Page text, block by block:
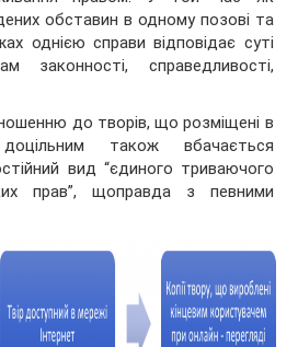
обставин в одному позові та
однією справи відповідає суті
законності, справедливості,
до творів, що розміщені в
також вбачається
вид “єдиного триваючого
прав”, щоправда з певними